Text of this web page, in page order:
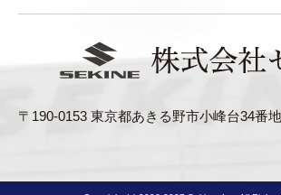
〒190-0153 東京都あきる野市小峰台34番地